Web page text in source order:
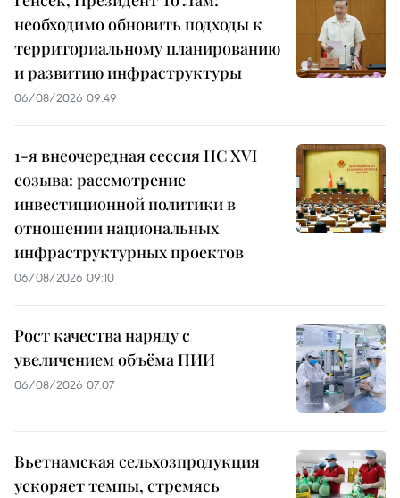
необходимо обновить подходы к
территориальному планированию
и развитию инфраструктуры
06/08/2026 09:49
1-я внеочередная сессия НС XVI
созыва: рассмотрение
инвестиционной политики в
отношении национальных
инфраструктурных проектов
06/08/2026 09:10
Рост качества наряду с
увеличением объёма ПИИ
06/08/2026 07:07
Вьетнамская сельхозпродукция
ускоряет темпы, стремясь